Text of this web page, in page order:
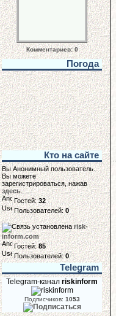
Комментариев: 0
Погода
Кто на сайте
Вы Анонимный пользователь.
Вы можете
зарегистрироваться, нажав
здесь.
Гостей:32
Пользователей:0
risk-
inform.com
Гостей:85
Пользователей:0
Telegram
Telegram-канал riskinform
Подписчиков: 1053